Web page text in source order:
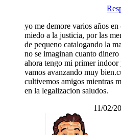
yo me demore varios años
miedo a la justicia, por las
de pequeno catalogando la
no se imaginan cuanto
ahora tengo mi primer
vamos avanzando muy
cultivemos amigos mientras
en la legalizacion saludos.
11/02/